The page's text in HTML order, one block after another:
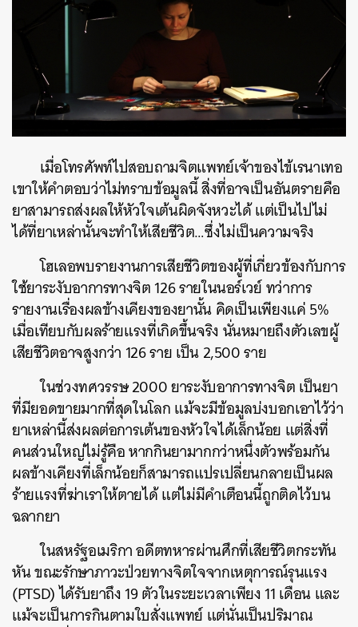
เมื่อโทรศัพท์ไปสอบถามจิตแพทย์เจ้าของไข้เรนาเทอ
เขาให้คำตอบว่าไม่ทราบข้อมูลนี้ สิ่งที่อาจเป็นอันตรายคือ
ยาสามารถส่งผลให้หัวใจเต้นผิดจังหวะได้ แต่เป็นไปไม่
ได้ที่ยาเหล่านั้นจะทำให้เสียชีวิต…ซึ่งไม่เป็นความจริง
โฮเลอพบรายงานการเสียชีวิตของผู้ที่เกี่ยวข้องกับการ
ใช้ยาระงับอาการทางจิต 126 รายในนอร์เวย์ ทว่าการ
รายงานเรื่องผลข้างเคียงของยานั้น คิดเป็นเพียงแค่ 5%
เมื่อเทียบกับผลร้ายแรงที่เกิดขึ้นจริง นั่นหมายถึงตัวเลขผู้
เสียชีวิตอาจสูงกว่า 126 ราย เป็น 2,500 ราย
ในช่วงทศวรรษ 2000 ยาระงับอาการทางจิต เป็นยา
ที่มียอดขายมากที่สุดในโลก แม้จะมีข้อมูลบ่งบอกเอาไว้ว่า
ยาเหล่านี้ส่งผลต่อการเต้นของหัวใจได้เล็กน้อย แต่สิ่งที่
คนส่วนใหญ่ไม่รู้คือ หากกินยามากกว่าหนึ่งตัวพร้อมกัน
ผลข้างเคียงที่เล็กน้อยก็สามารถแปรเปลี่ยนกลายเป็นผล
ร้ายแรงที่ฆ่าเราให้ตายได้ แต่ไม่มีคำเตือนนี้ถูกติดไว้บน
ฉลากยา
ในสหรัฐอเมริกา อดีตทหารผ่านศึกที่เสียชีวิตกระทัน
หัน ขณะรักษาภาวะป่วยทางจิตใจจากเหตุการณ์รุนแรง
(PTSD) ได้รับยาถึง 19 ตัวในระยะเวลาเพียง 11 เดือน และ
แม้จะเป็นการกินตามใบสั่งแพทย์ แต่นั่นเป็นปริมาณ